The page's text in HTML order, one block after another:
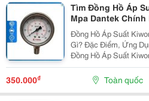
Tìm Đồng Hồ Áp
Mpa Dantek
Lực Cao Tại Hà Tĩnh
Đồng Hồ Áp Suất
Gì? Đặc Điểm, Ứng
Đồng Hồ Áp Suất
Thiết Bị Đo Áp Suất
Thống Làm Việc Ở
350.000₫ Toàn quốc